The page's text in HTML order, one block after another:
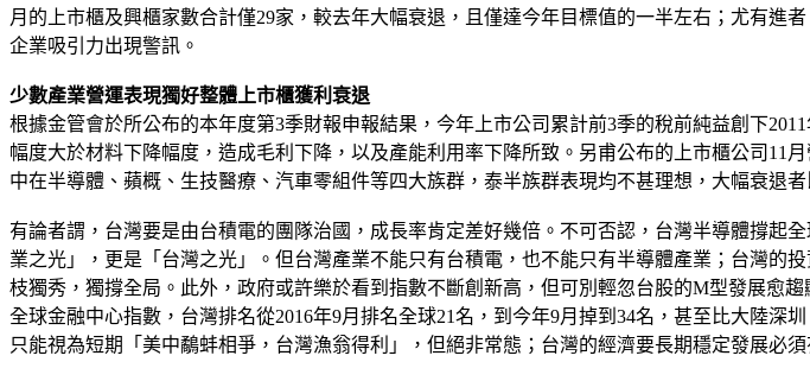
月的上市櫃及興櫃家數合計僅29家，較去年大幅衰退，且僅達今年目標值的一半左右；尤有
企業吸引力出現警訊。
少數產業營運表現獨好整體上市櫃獲利衰退
根據金管會於所公布的本年度第3季財報申報結果，今年上市公司累計前3季的稅前純益創下
幅度大於材料下降幅度，造成毛利下降，以及產能利用率下降所致。另甫公布的上市櫃公司
中在半導體、蘋概、生技醫療、汽車零組件等四大族群，泰半族群表現均不甚理想，大幅衰退者
有論者謂，台灣要是由台積電的團隊治國，成長率肯定差好幾倍。不可否認，台灣半導體撐
業之光」，更是「台灣之光」。但台灣產業不能只有台積電，也不能只有半導體產業；台灣
枝獨秀，獨撐全局。此外，政府或許樂於看到指數不斷創新高，但可別輕忽台股的M型發展愈
全球金融中心指數，台灣排名從2016年9月排名全球21名，到今年9月掉到34名，甚至比大陸
只能視為短期「美中鷸蚌相爭，台灣漁翁得利」，但絕非常態；台灣的經濟要長期穩定發展必